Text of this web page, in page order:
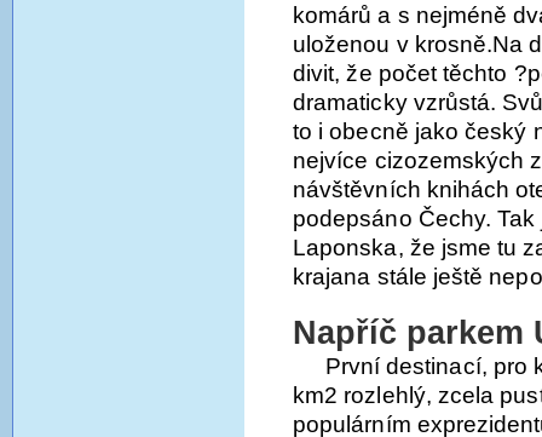
komárů a s nejméně
uloženou v krosně.Na
divit, že počet těchto
dramaticky vzrůstá.
to i obecně jako český
nejvíce cizozemských
návštěvních knihách
podepsáno Čechy.
Laponska, že jsme tu
krajana stále ještě
Napříč parkem
První destinací, pro
km2 rozlehlý, zcela
populárním